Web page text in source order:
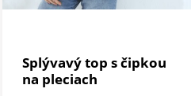
Splývavý top s čipkou
na pleciach